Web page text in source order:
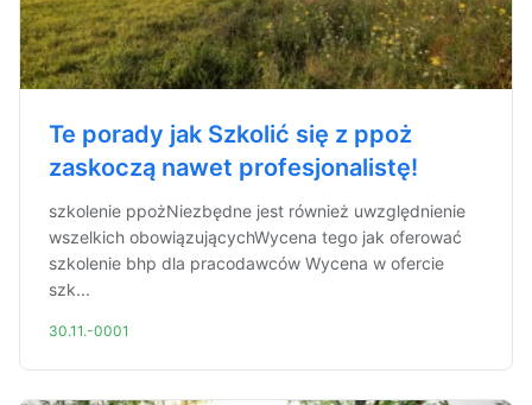
Te porady jak Szkolić się z ppoż
zaskoczą nawet profesjonalistę!
szkolenie ppożNiezbędne jest również uwzględnienie
wszelkich obowiązującychWycena tego jak oferować
szkolenie bhp dla pracodawców Wycena w ofercie
szk...
30.11.-0001